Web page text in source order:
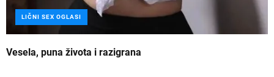
LIČNI SEX OGLASI
Vesela, puna života i razigrana